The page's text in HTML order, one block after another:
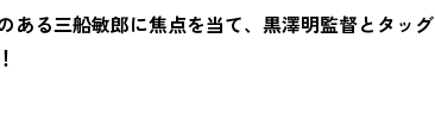
ある三船敏郎に焦点を当て、黒澤明監督とタッグ